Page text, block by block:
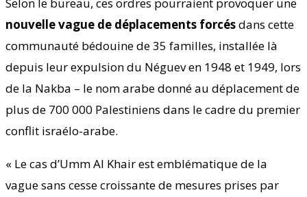
nouvelle vague de déplacements forcésdans cette
communauté bédouine de 35 familles, installée là
depuis leur expulsion du Néguev en 1948 et 1949, lors
de la Nakba – le nom arabe donné au déplacement de
plus de 700 000 Palestiniens dans le cadre du premier
conflit israélo-arabe.
« Le cas d’Umm Al Khair est emblématique de la
vague sans cesse croissante de mesures prises par